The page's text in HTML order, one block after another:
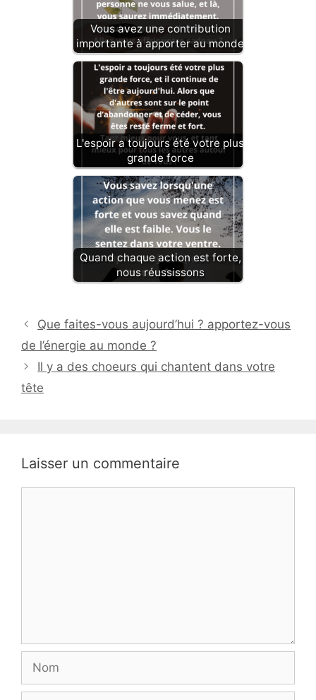
Vous avez une contribution
importante à apporter au monde
L'espoir a toujours été votre plus
grande force
Quand chaque action est forte,
nous réussissons
Que faites-vous aujourd’hui ? apportez-vous
de l’énergie au monde ?
Il y a des choeurs qui chantent dans votre
tête
Laisser un commentaire
Nom